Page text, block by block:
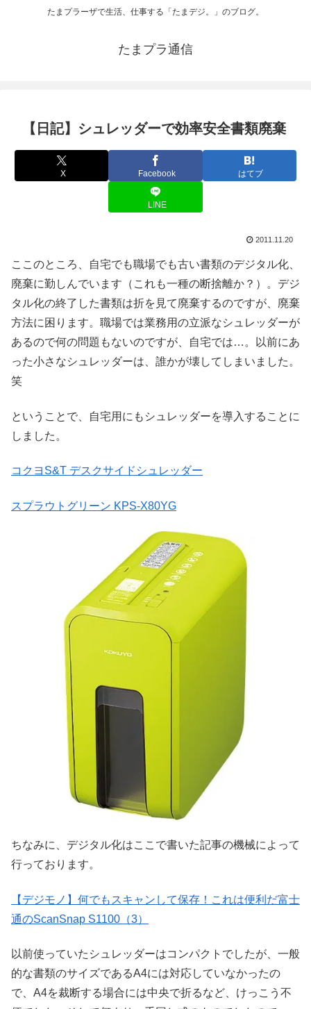
たまプラーザで生活、仕事する「たまデジ。」のブログ。
たまプラ通信
【日記】シュレッダーで効率安全書類廃棄
X Facebook はてブ
LINE
2011.11.20
ここのところ、自宅でも職場でも古い書類のデジタル化、
廃棄に勤しんでいます（これも一種の断捨離か？）。デジ
タル化の終了した書類は折を見て廃棄するのですが、廃棄
方法に困ります。職場では業務用の立派なシュレッダーが
あるので何の問題もないのですが、自宅では…。以前にあ
った小さなシュレッダーは、誰かが壊してしまいました。
笑
ということで、自宅用にもシュレッダーを導入することに
しました。
コクヨS&T デスクサイドシュレッダー
スプラウトグリーン KPS-X80YG
ちなみに、デジタル化はここで書いた記事の機械によって
行っております。
【デジモノ】何でもスキャンして保存！これは便利だ富士
通のScanSnap S1100（3）
以前使っていたシュレッダーはコンパクトでしたが、一般
的な書類のサイズであるA4には対応していなかったの
で、A4を裁断する場合には中央で折るなど、けっこう不